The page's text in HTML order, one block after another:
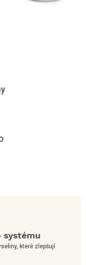
systému
které zlepšují